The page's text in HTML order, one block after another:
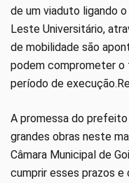
de um viaduto ligando
Leste Universitário,
de mobilidade são
podem comprometer
período de
A promessa do
grandes obras neste
Câmara Municipal de
cumprir esses prazos e